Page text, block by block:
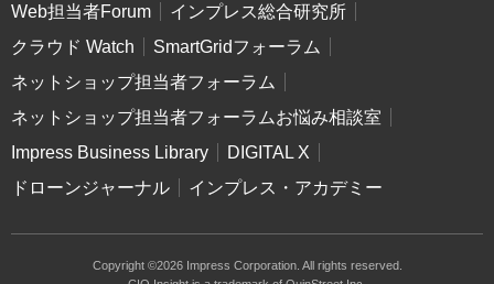
Web担当者Forum
インプレス総合研究所
クラウド Watch
SmartGridフォーラム
ネットショップ担当者フォーラム
ネットショップ担当者フォーラムお悩み相談室
Impress Business Library
DIGITAL X
ドローンジャーナル
インプレス・アカデミー
Copyright ©2026 Impress Corporation. All rights reserved.